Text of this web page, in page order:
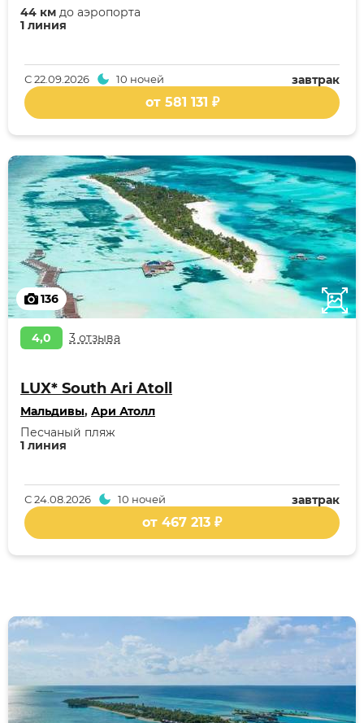
1 линия
44 км до аэропорта
завтрак
С22.09.2026 10 ночей
от 581 131 ₽
136
4,0 3 отзыва
LUX* South Ari Atoll
Мальдивы, Ари Атолл
1 линия
Песчаный пляж
завтрак
С24.08.2026 10 ночей
от 467 213 ₽